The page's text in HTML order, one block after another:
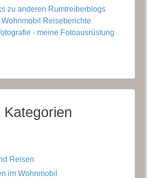
zu anderen Rumtreiberblogs
Wohnmobil Reiseberichte
- meine Fotoausrüstung
Kategorien
Reisen
im Wohnmobil